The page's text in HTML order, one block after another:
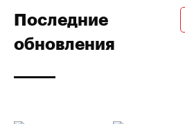
Последние
обновления